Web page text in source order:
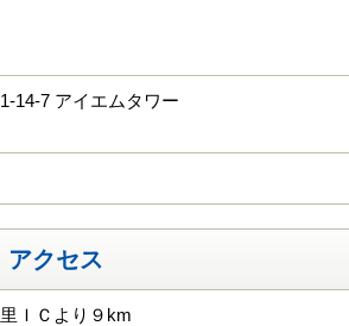
14-7 アイエムタワー
アクセス
ＩＣより９km